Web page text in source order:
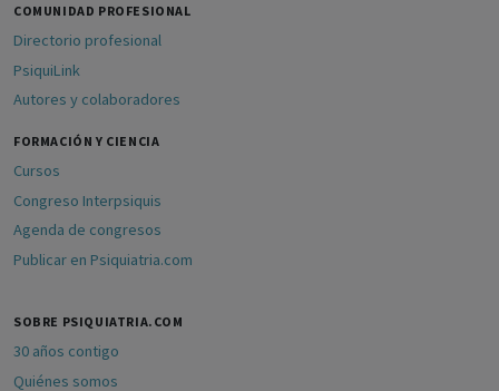
COMUNIDAD PROFESIONAL
Directorio profesional
PsiquiLink
Autores y colaboradores
FORMACIÓN Y CIENCIA
Cursos
Congreso Interpsiquis
Agenda de congresos
Publicar en Psiquiatria.com
SOBRE PSIQUIATRIA.COM
30 años contigo
Quiénes somos